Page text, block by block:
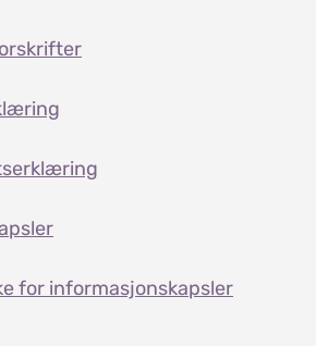
for informasjonskapsler